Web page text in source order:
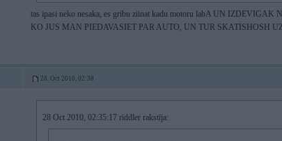
tas ipasi neko nesaka, es gribu ziinat kadu motoru labA UN
KO JUS MAN PIEDAVASIET PAR AUTO, UN TUR SKATISHOSH
28. Oct 2010, 02:38
28 Oct 2010, 02:35:17 riddler rakstīja: